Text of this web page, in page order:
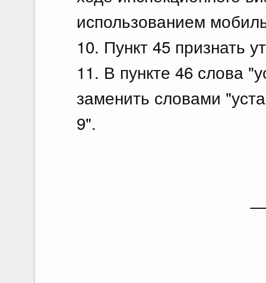
использованием
10. Пункт 45 признать
11. В пункте 46 слова
заменить словами
9".